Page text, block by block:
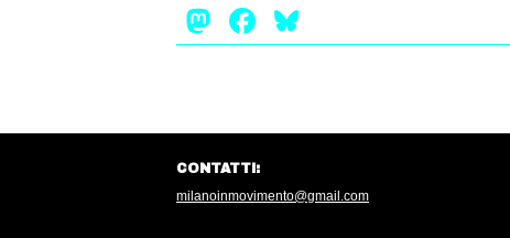
Mastodon
Facebook
CONTATTI:
milanoinmovimento@gmail.com